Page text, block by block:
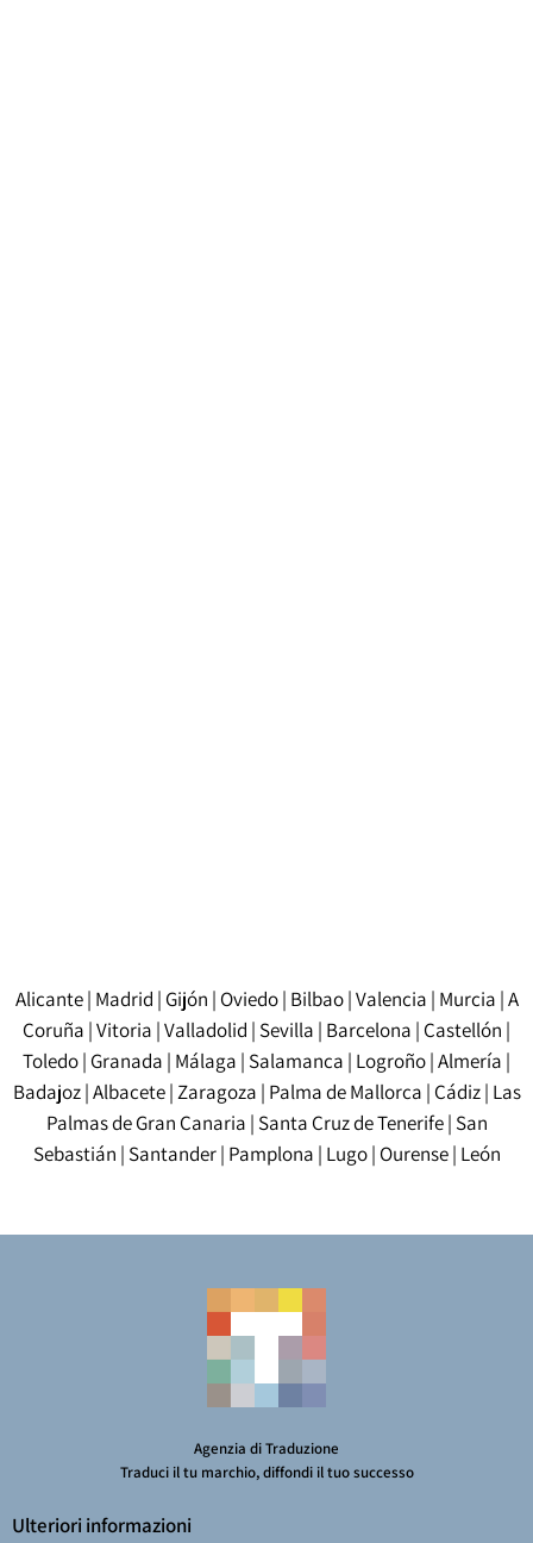
Alicante| Madrid | Gijón | Oviedo| Bilbao|Valencia | Murcia |A
Coruña |Vitoria |Valladolid | Sevilla | Barcelona | Castellón |
Toledo| Granada | Málaga | Salamanca | Logroño|Almería |
Badajoz|Albacete|Zaragoza | Palma de Mallorca | Cádiz| Las
Palmas de Gran Canaria | Santa Cruz de Tenerife| San
Sebastián | Santander| Pamplona | Lugo| Ourense| León
Agenzia di Traduzione
Traduci il tu marchio, diffondi il tuo successo
Ulteriori informazioni